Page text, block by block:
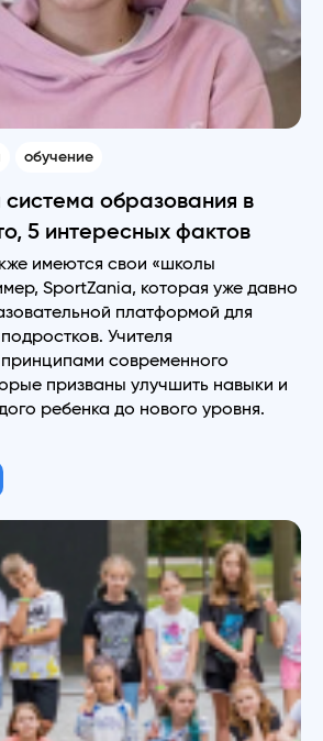
обучение
образования в
5 интересных фактов
имеются свои «школы
SportZania, которая уже давно
платформой для
Учителя
принципами современного
призваны улучшить навыки и
ребенка до нового уровня.